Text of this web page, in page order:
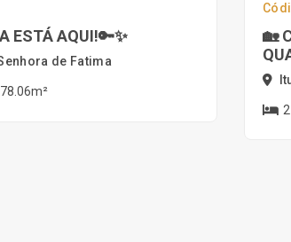
ESTÁ AQUI!🔑✨
de Fatima
78.06m²
🏡
2